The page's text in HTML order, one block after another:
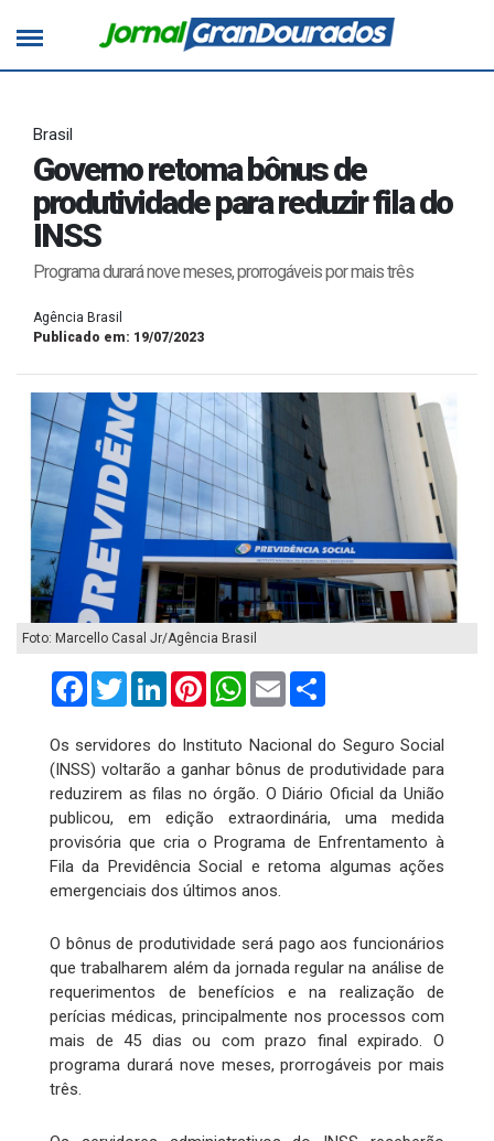
Brasil
Governo retoma bônus de
produtividade para reduzir fila do
INSS
Programa durará nove meses, prorrogáveis por mais três
Agência Brasil
Publicado em: 19/07/2023
Foto: Marcello Casal Jr/Agência Brasil
FacebookTwitterLinkedInPinterestWhatsApp
Email
Os servidores do Instituto Nacional do Seguro Social
(INSS) voltarão a ganhar bônus de produtividade para
reduzirem as filas no órgão. O Diário Oficial da União
publicou, em edição extraordinária, uma medida
provisória que cria o Programa de Enfrentamento à
Fila da Previdência Social e retoma algumas ações
emergenciais dos últimos anos.
O bônus de produtividade será pago aos funcionários
que trabalharem além da jornada regular na análise de
requerimentos de benefícios e na realização de
perícias médicas, principalmente nos processos com
mais de 45 dias ou com prazo final expirado. O
programa durará nove meses, prorrogáveis por mais
três.